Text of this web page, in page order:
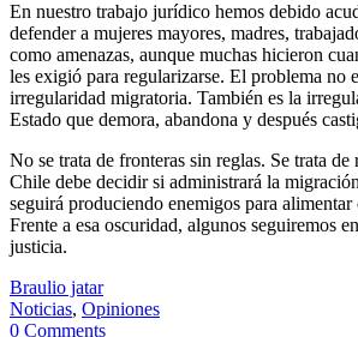
En nuestro trabajo jurídico hemos debido
defender a mujeres mayores, madres,
como amenazas, aunque muchas hicieron
les exigió para regularizarse. El problema no
irregularidad migratoria. También es la
Estado que demora, abandona y después
No se trata de fronteras sin reglas. Se trata de
Chile debe decidir si administrará la
seguirá produciendo enemigos para alimentar
Frente a esa oscuridad, algunos seguiremos
justicia.
Braulio jatar
Noticias, Opiniones
0 Comments